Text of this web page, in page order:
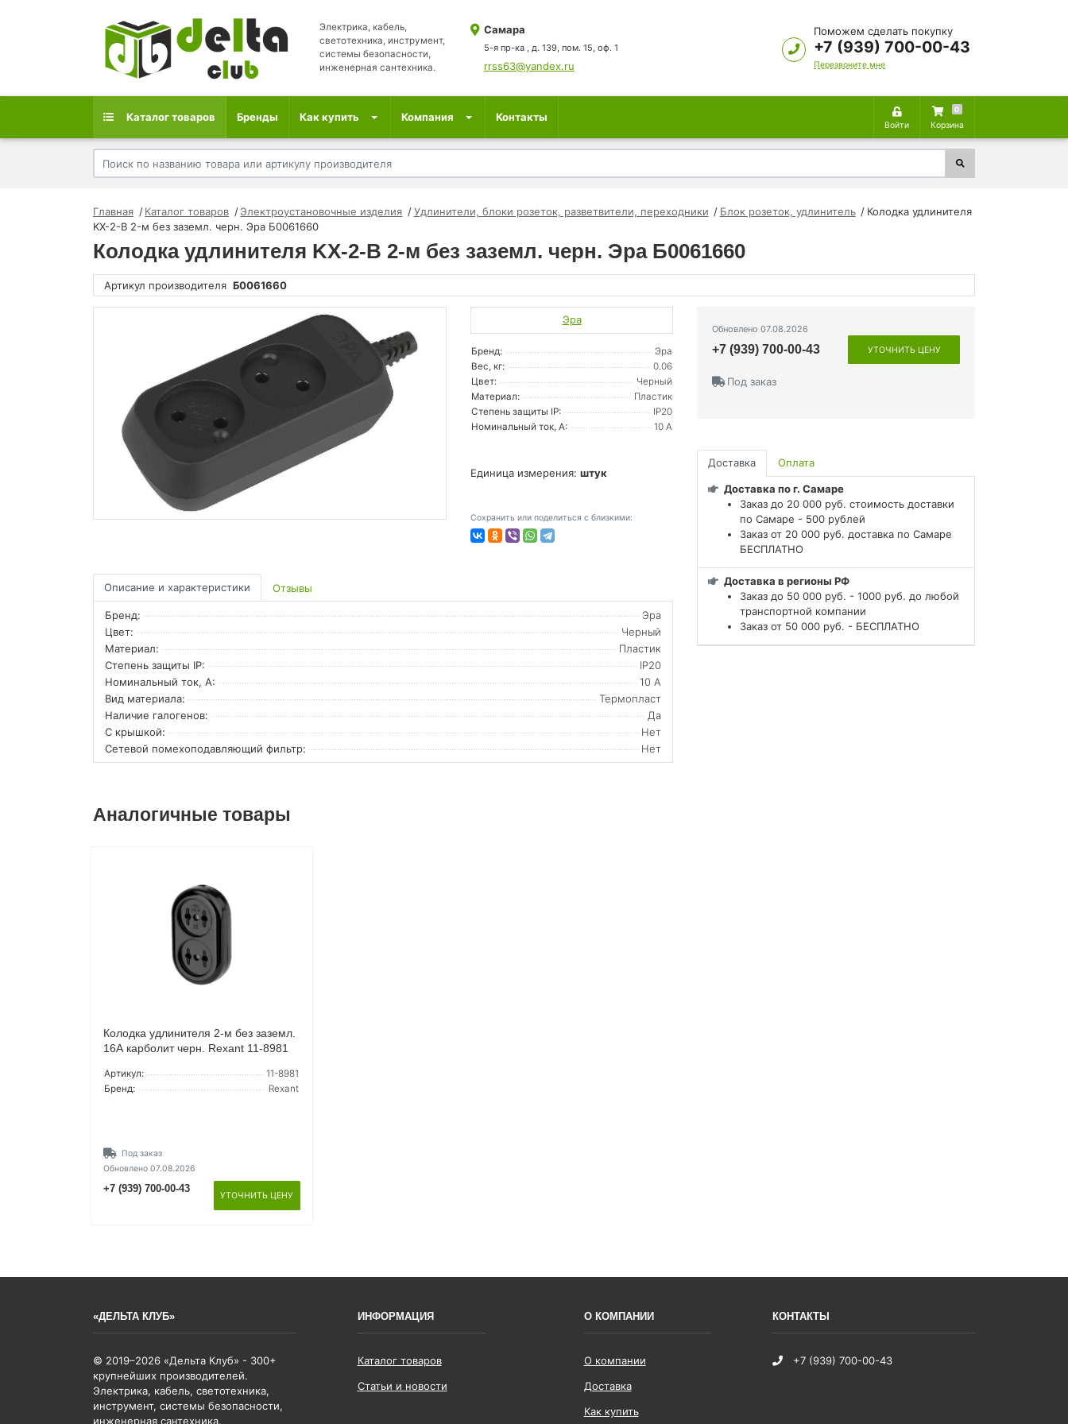
Электрика, кабель,
светотехника, инструмент,
системы безопасности,
инженерная сантехника.
Самара
5-я пр-ка , д. 139, пом. 15, оф. 1
rrss63@yandex.ru
Поможем сделать покупку
+7 (939) 700-00-43
Перезвоните мне
Каталог товаров Бренды Как купить Компания Контакты
Войти
0
Корзина
Главная Каталог товаров Электроустановочные изделия Удлинители, блоки розеток, разветвители, переходники Блок розеток, удлинитель
Колодка удлинителя
KX-2-B 2-м без заземл. черн. Эра Б0061660
Колодка удлинителя KX-2-B 2-м без заземл. черн. Эра Б0061660
Артикул производителя Б0061660
Эра
Бренд:
Эра
Вес, кг:
0.06
Цвет:
Черный
Материал:
Пластик
Степень защиты IP:
IP20
Номинальный ток, А:
10 А
Единица измерения: штук
Сохранить или поделиться с близкими:
Обновлено 07.08.2026
+7 (939) 700-00-43 УТОЧНИТЬ ЦЕНУ
Под заказ
Доставка Оплата
Доставка по г. Самаре
Заказ до 20 000 руб. стоимость доставки
по Самаре - 500 рублей
Заказ от 20 000 руб. доставка по Самаре
БЕСПЛАТНО
Доставка в регионы РФ
Заказ до 50 000 руб. - 1000 руб. до любой
транспортной компании
Заказ от 50 000 руб. - БЕСПЛАТНО
Описание и характеристики Отзывы
Бренд:
Эра
Цвет:
Черный
Материал:
Пластик
Степень защиты IP:
IP20
Номинальный ток, А:
10 А
Вид материала:
Термопласт
Наличие галогенов:
Да
С крышкой:
Нет
Сетевой помехоподавляющий фильтр:
Нет
Аналогичные товары
Колодка удлинителя 2-м без заземл.
16А карболит черн. Rexant 11-8981
Артикул:
11-8981
Бренд:
Rexant
Под заказ
Обновлено 07.08.2026
+7 (939) 700-00-43
УТОЧНИТЬ ЦЕНУ
«ДЕЛЬТА КЛУБ»
© 2019–2026 «Дельта Клуб» - 300+
крупнейших производителей.
Электрика, кабель, светотехника,
инструмент, системы безопасности,
инженерная сантехника.
ИНФОРМАЦИЯ
Каталог товаров
Статьи и новости
О КОМПАНИИ
О компании
Доставка
Как купить
КОНТАКТЫ
+7 (939) 700-00-43